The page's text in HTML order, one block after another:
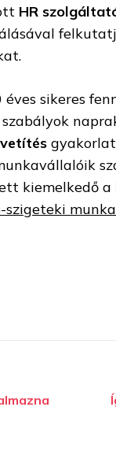
HR
éves sikeres
kiemelkedő a
szigeteki